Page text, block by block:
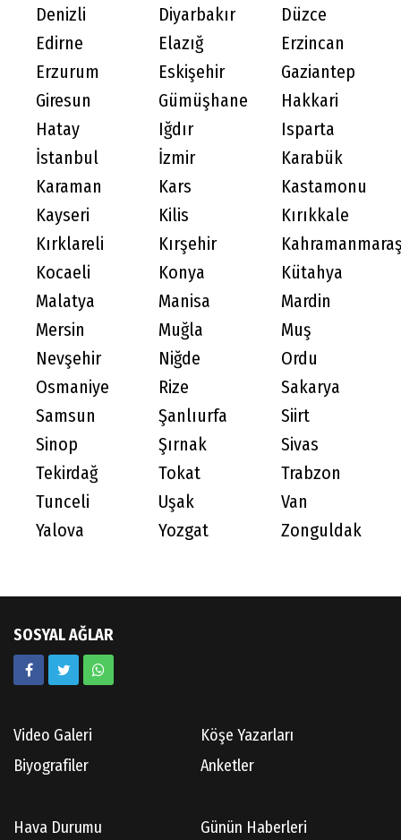
Denizli
Diyarbakır
Düzce
Edirne
Elazığ
Erzincan
Erzurum
Eskişehir
Gaziantep
Giresun
Gümüşhane
Hakkari
Hatay
Iğdır
Isparta
İstanbul
İzmir
Karabük
Karaman
Kars
Kastamonu
Kayseri
Kilis
Kırıkkale
Kırklareli
Kırşehir
Kocaeli
Konya
Kütahya
Malatya
Manisa
Mardin
Mersin
Muğla
Muş
Nevşehir
Niğde
Ordu
Osmaniye
Rize
Sakarya
Samsun
Şanlıurfa
Siirt
Sinop
Şırnak
Sivas
Tekirdağ
Tokat
Trabzon
Tunceli
Uşak
Van
Yalova
Yozgat Zonguldak
SOSYAL AĞLAR
Video Galeri
Köşe Yazarları
Biyografiler
Anketler
Hava Durumu Günün Haberleri